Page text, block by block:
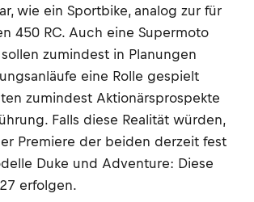
wie ein Sportbike, analog zur für
450 RC. Auch eine Supermoto
zumindest in Planungen
eine Rolle gespielt
zumindest Aktionärsprospekte
Falls diese Realität würden,
Premiere der beiden derzeit fest
Duke und Adventure: Diese
erfolgen.